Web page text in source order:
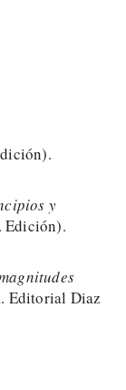
y
Edición).
Editorial Diaz